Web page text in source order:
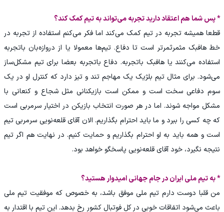
* پس شما هم اعتقاد دارید تجربه می‌تواند به تیم کمک کند؟
قطعا همیشه تجربه در تیم کمک می‌کند اما فکر می‌کنم استفاده از تجربه در
خط هافبک مثمرثمرتر است‌ تا دفاع‌. تیم‌ها معمولا یا از دروازه‌بان باتجربه
استفاده می‌کنند یا هافبک باتجربه. دفاع باتجربه بعضا برای تیم مشکل‌ساز
می‌شود. برای مثال تیم بلژیک یک مهاجم تند و تیز دارد که کنترل او در یک
سوم دفاعی سخت است و ممکن است بازیکنانی مثل شجاع و کنعانی با
مشکل مواجه شوند‌. اما در هر صورت انتخاب بازیکن در اختیار سرمربی است
که چه کسی را ببرد و ما باید احترام بگذاریم. الان آقای قلعه‌نویی سرمربی تیم
است و همه باید به او احترام بگذاریم و حمایت کنیم. در نهایت هم اگر تیم
نتیجه نگیرد، خود آقای قلعه‌نویی پاسخگو خواهد بود.
* به تیم ملی ایران در جام جهانی امیدوار هستید؟
من قلبا دوست دارم تیم ملی موفق باشد، به خصوص که موفقیت تیم ملی
باعث می‌شود اتفاقات خوبی در کل فوتبال کشور رخ بدهد. این تیم با اقتدار به